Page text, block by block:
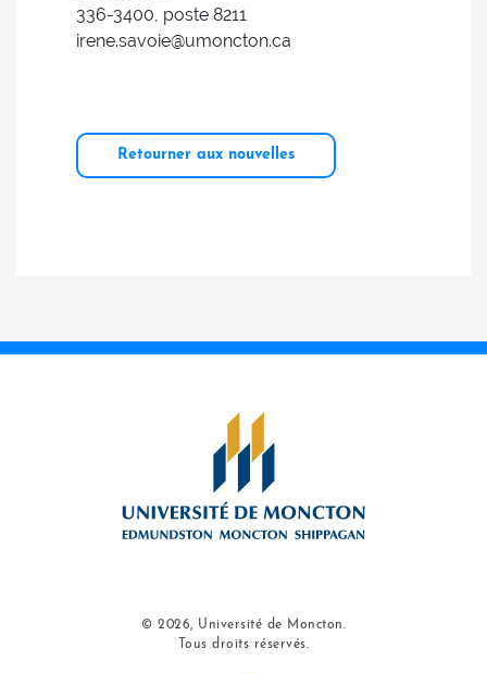
336-3400, poste 8211
irene.savoie@umoncton.ca
Retourner aux nouvelles
© 2026, Université de Moncton.
Tous droits réservés.